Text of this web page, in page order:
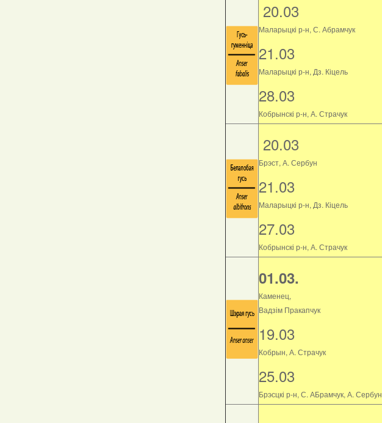
20.03
Маларыцкі р-н, С. Абрамчук
21.03
Маларыцкі р-н, Дз. Кіцель
28.03
Кобрынскі р-н, А. Страчук
20.03
Брэст, А. Сербун
21.03
Маларыцкі р-н, Дз. Кіцель
27.03
Кобрынскі р-н, А. Страчук
01.03.
Каменец,
Вадзім Пракапчук
19.03
Кобрын, А. Страчук
25.03
Брэсцкі р-н, С. АБрамчук, А. Сербун